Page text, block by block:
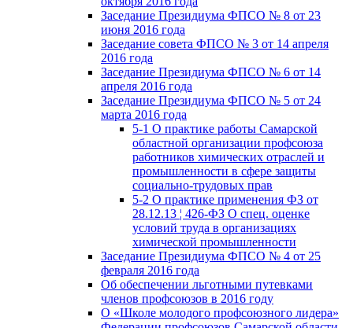
Заседание Президиума ФПСО № 8 от 23
июня 2016 года
Заседание совета ФПСО № 3 от 14 апреля
2016 года
Заседание Президиума ФПСО № 6 от 14
апреля 2016 года
Заседание Президиума ФПСО № 5 от 24
марта 2016 года
5-1 О практике работы Самарской
областной организации профсоюза
работников химических отраслей и
промышленности в сфере защиты
социально-трудовых прав
5-2 О практике применения ФЗ от
28.12.13 ¦ 426-ФЗ О спец. оценке
условий труда в организациях
химической промышленности
Заседание Президиума ФПСО № 4 от 25
февраля 2016 года
Об обеспечении льготными путевками
членов профсоюзов в 2016 году
О «Школе молодого профсоюзного лидера»